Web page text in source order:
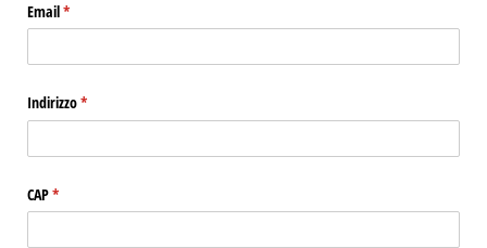
Email*
(richiesto)
Indirizzo*
(richiesto)
CAP*
(richiesto)